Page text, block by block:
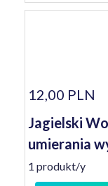
12,00 PLN
Jagielski
umierania
1 produkt/y